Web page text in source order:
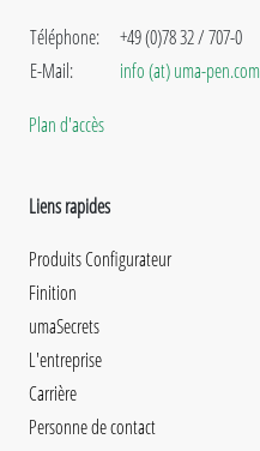
Téléphone:
E-Mail:
+49 (0)78 32 / 707-0
info (at) uma-pen.com
Plan d'accès
Liens rapides
Produits Configurateur
Finition
umaSecrets
L'entreprise
Carrière
Personne de contact